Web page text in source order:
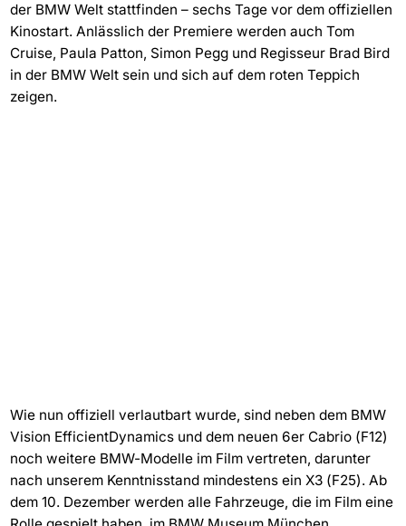
der BMW Welt stattfinden – sechs Tage vor dem offiziellen
Kinostart. Anlässlich der Premiere werden auch Tom
Cruise, Paula Patton, Simon Pegg und Regisseur Brad Bird
in der BMW Welt sein und sich auf dem roten Teppich
zeigen.
Wie nun offiziell verlautbart wurde, sind neben dem BMW
Vision EfficientDynamics und dem neuen 6er Cabrio (F12)
noch weitere BMW-Modelle im Film vertreten, darunter
nach unserem Kenntnisstand mindestens ein X3 (F25). Ab
dem 10. Dezember werden alle Fahrzeuge, die im Film eine